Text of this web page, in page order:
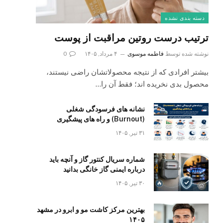
دسته بندی نشده
ترتیب درست روتین مراقبت از پوست
نوشته شده توسط فاطمه موسوی ۴ مرداد, ۱۴۰۵ 0
بیشتر افرادی که از نتیجه محصولاتشان راضی نیستند،
محصول بدی نخریده اند؛ فقط آن را…
نشانه های فرسودگی شغلی
(Burnout) و راه های پیشگیری
۳۱ تیر, ۱۴۰۵
شماره سریال کنتور گاز و آنچه باید
درباره ایمنی گاز خانگی بدانید
۳۰ تیر, ۱۴۰۵
بهترین مرکز کاشت مو و ابرو در مشهد
۱۴۰۵